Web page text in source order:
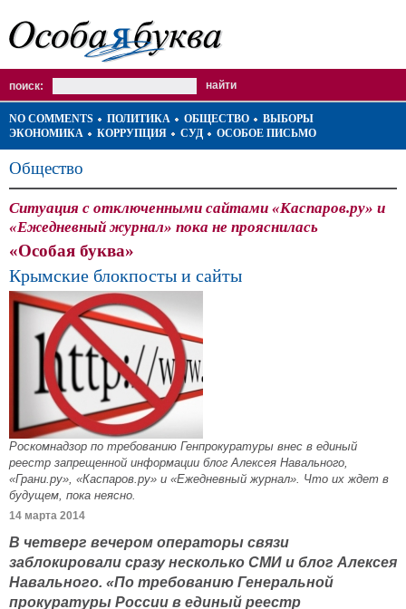
поиск:
NO COMMENTS ПОЛИТИКА ОБЩЕСТВО
ВЫБОРЫ
ЭКОНОМИКА
КОРРУПЦИЯ СУД ОСОБОЕ ПИСЬМО
Общество
Ситуация с отключенными сайтами «Каспаров.ру» и
«Ежедневный журнал» пока не прояснилась
«Особая буква»
Крымские блокпосты и сайты
Роскомнадзор по требованию Генпрокуратуры внес в единый
реестр запрещенной информации блог Алексея Навального,
«Грани.ру», «Каспаров.ру» и «Ежедневный журнал». Что их ждет в
будущем, пока неясно.
14 марта 2014
В четверг вечером операторы связи
заблокировали сразу несколько СМИ и блог Алексея
Навального. «По требованию Генеральной
прокуратуры России в единый реестр